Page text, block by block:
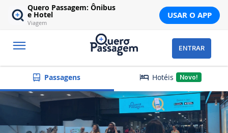
Quero Passagem: Ônibus
e Hotel
Viagem
USAR O APP
ENTRAR
Passagens Hotéis Novo!